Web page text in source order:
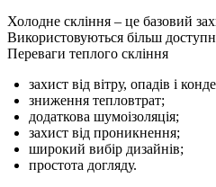
Холодне скління – це базовий
Використовуються більш
Переваги теплого скління
захист від вітру, опадів і
зниження тепловтрат;
додаткова шумоізоляція;
захист від проникнення;
широкий вибір дизайнів;
простота догляду.